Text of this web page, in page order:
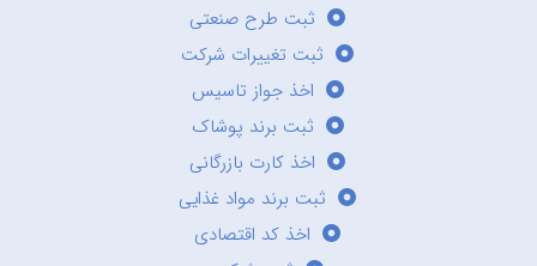
ثبت طرح صنعتی
ثبت تغییرات شرکت
اخذ جواز تاسیس
ثبت برند پوشاک
اخذ کارت بازرگانی
ثبت برند مواد غذایی
اخذ کد اقتصادی